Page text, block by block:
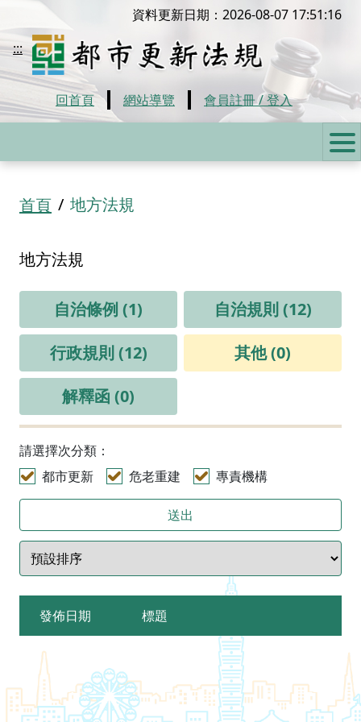
移到主要內容
:::
都市更新法規
資料更新日期：2026-08-07 17:51:16
回首頁 網站導覽 會員註冊 / 登入
首頁 地方法規
地方法規
自治條例 (1)
自治規則 (12)
行政規則 (12)
其他 (0)
解釋函 (0)
請選擇次分類：
都市更新
危老重建 專責機構
送出
發佈日期 標題